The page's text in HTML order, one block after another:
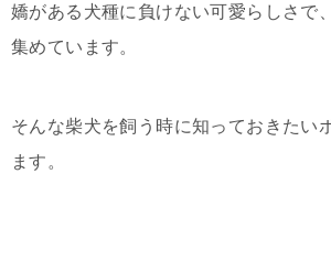
嬌がある犬種に負けない可愛らしさで
集めています。
そんな柴犬を飼う時に知っておきたい
ます。